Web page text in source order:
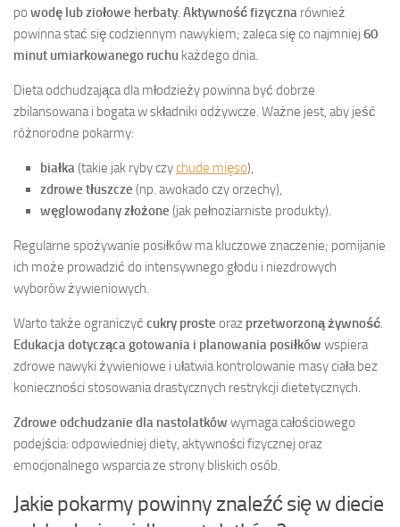
po wodę lub ziołowe herbaty Aktywność fizyczna również
powinna stać się codziennym nawykiem; zaleca się co najmniej 60
minut umiarkowanego ruchu każdego dnia.
Dieta odchudzająca dla młodzieży powinna być dobrze
zbilansowana i bogata w składniki odżywcze. Ważne jest, aby jeść
różnorodne pokarmy:
białka (takie jak ryby czychude mięso),
zdrowe tłuszcze (np. awokado czy orzechy),
węglowodany złożone (jak pełnoziarniste produkty).
Regularne spożywanie posiłków ma kluczowe znaczenie; pomijanie
ich może prowadzić do intensywnego głodu i niezdrowych
wyborów żywieniowych.
Warto także ograniczyć cukry proste oraz przetworzoną żywność
Edukacja dotycząca gotowania i planowania posiłków wspiera
zdrowe nawyki żywieniowe i ułatwia kontrolowanie masy ciała bez
konieczności stosowania drastycznych restrykcji dietetycznych.
Zdrowe odchudzanie dla nastolatków wymaga całościowego
podejścia: odpowiedniej diety, aktywności fizycznej oraz
emocjonalnego wsparcia ze strony bliskich osób.
Jakie pokarmy powinny znaleźć się w diecie